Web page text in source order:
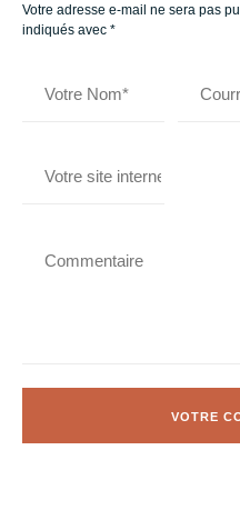
Votre adresse e-mail ne sera pas
indiqués avec *